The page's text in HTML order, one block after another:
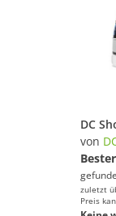
von
zuletzt
Preis